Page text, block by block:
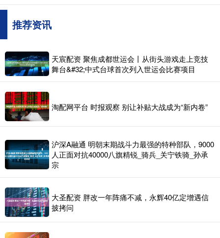
推荐资讯
天宸配资 聚焦成都世运会丨从街头游戏走上竞技
舞台&#32;中式台球首次列入世运会比赛项目
淘配网平台 时报观察 别让补贴大战成为“新内卷”
沪深A融通 明朝末期战斗力最强的特种部队，9000
人正面对抗40000八旗精锐_骑兵_关宁铁骑_孙承
宗
大圣配资 胖改一年阵痛不减，永辉40亿定增遇信
披拷问